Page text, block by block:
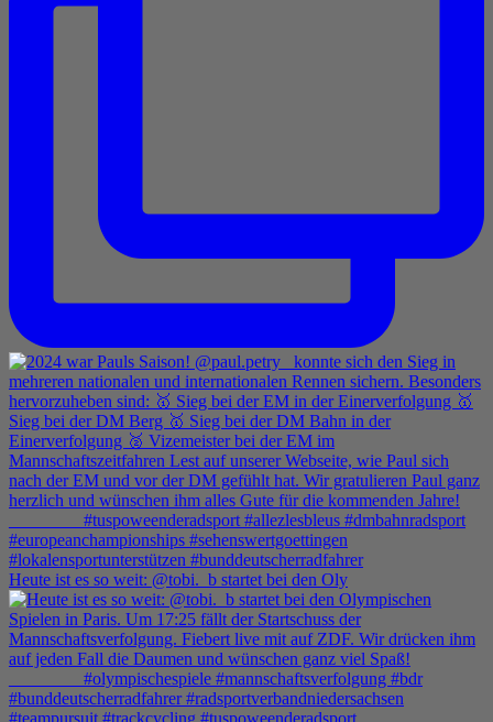
Heute ist es so weit: @tobi._b startet bei den Oly